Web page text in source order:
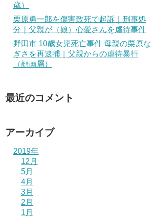
歳）
栗原勇一郎を傷害致死で起訴｜刑事処
分｜父親が（娘）心愛さんを虐待事件
野田市 10歳女児死亡事件 母親の栗原な
ぎさを再逮捕｜父親からの虐待暴行
（顔画層）
最近のコメント
アーカイブ
2019年
12月
5月
4月
3月
2月
1月